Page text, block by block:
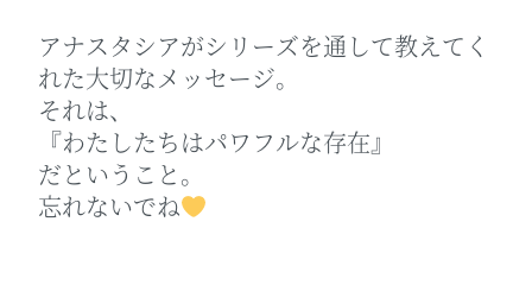
アナスタシアがシリーズを通して教えてく
れた大切なメッセージ。
それは、
『わたしたちはパワフルな存在』
だということ。
忘れないでね